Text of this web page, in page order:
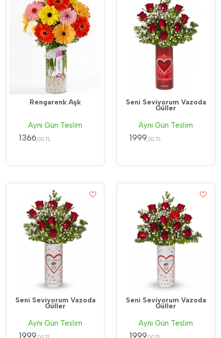
Rengarenk Aşk
Aynı Gün Teslim
1366 ,00 TL
Seni Seviyorum Vazoda
Güller
Aynı Gün Teslim
1999 ,00 TL
Seni Seviyorum Vazoda
Güller
Aynı Gün Teslim
1999
Seni Seviyorum Vazoda
Güller
Aynı Gün Teslim
1999